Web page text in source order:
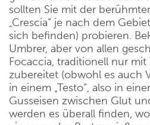
sollten Sie mit der
„Crescia“ je nach dem
sich befinden) probieren.
Umbrer, aber von allen
Focaccia, traditionell nur mit
zubereitet (obwohl es auch
in einem „Testo“, also in
Gusseisen zwischen Glut
werden es überall finden,